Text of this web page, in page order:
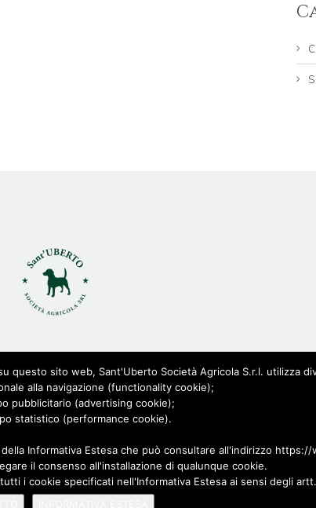
s.r.l. - All Rights Reserved CF: 08155680963
21052 Busto Arsizio [VARESE]
24, 20025 Legnano [MILANO]
Policy| Powered byAD-ADVANCED
questo sito web, Sant'Uberto Società Agricola S.r.l. utilizza
alla navigazione (functionality cookie);
pubblicitario (advertising cookie);
statistico (performance cookie).
Informativa Estesa che può consultare all'indirizzo
il consenso all'installazione di qualunque cookie.
i cookie specificati nell'Informativa Estesa ai sensi degli